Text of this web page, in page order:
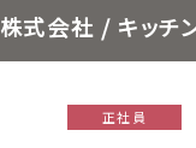
式会社 / キッチ
正社員